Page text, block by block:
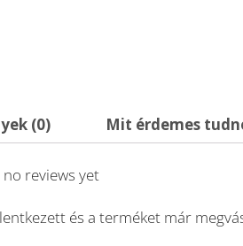
(0) Mit érdemes
reviews yet
és a terméket már